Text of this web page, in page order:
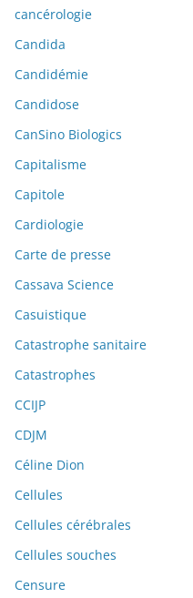
cancérologie
Candida
Candidémie
Candidose
CanSino Biologics
Capitalisme
Capitole
Cardiologie
Carte de presse
Cassava Science
Casuistique
Catastrophe sanitaire
Catastrophes
CCIJP
CDJM
Céline Dion
Cellules
Cellules cérébrales
Cellules souches
Censure